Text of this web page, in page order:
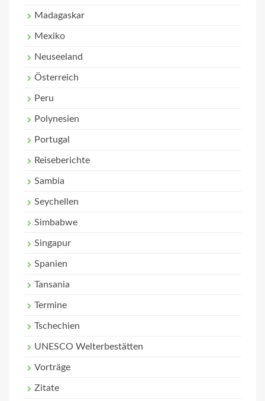
Madagaskar
Mexiko
Neuseeland
Österreich
Peru
Polynesien
Portugal
Reiseberichte
Sambia
Seychellen
Simbabwe
Singapur
Spanien
Tansania
Termine
Tschechien
UNESCO Welterbestätten
Vorträge
Zitate